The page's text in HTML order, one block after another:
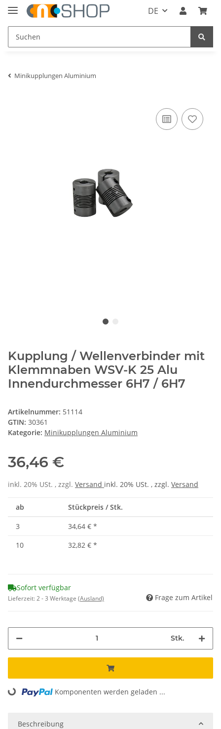
DE
Minikupplungen Aluminium
Kupplung / Wellenverbinder mit
Klemmnaben WSV-K 25 Alu
Innendurchmesser 6H7 / 6H7
Artikelnummer: 51114
GTIN: 30361
Kategorie: Minikupplungen Aluminium
36,46 €
inkl. 20% USt. , zzgl. Versand inkl. 20% USt. , zzgl. Versand
ab Stückpreis / Stk.
3 34,64 € *
10
32,82 € *
Sofort verfügbar
Lieferzeit:2 - 3 Werktage (Ausland) Frage zum Artikel
Stk.
Loading... Komponenten werden geladen ...
Beschreibung